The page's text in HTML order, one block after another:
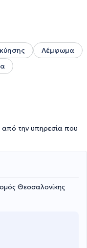
στο Πανεπιστημιακό
το 2024 έως και
Λέμφωμα
από την υπηρεσία που
Θεσσαλονίκης